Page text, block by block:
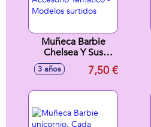
Muñeca Barbie
Chelsea Y Sus
Amigas Con
Accesorio Tematico
3 años 7,50 €